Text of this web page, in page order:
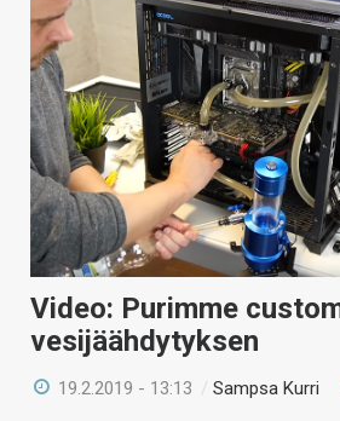
Video: Purimme
vesijäähdytyksen
19.2.2019 - 13:13 /Sampsa Kurri